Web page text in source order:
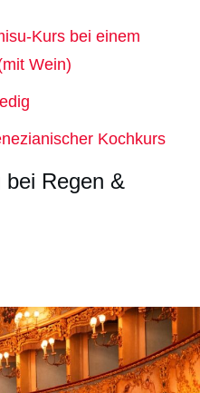
Kurs bei einem
Wein)
Kochkurs
bei Regen &